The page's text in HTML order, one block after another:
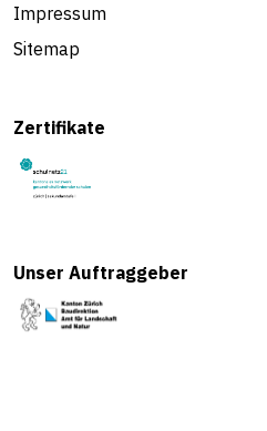
Impressum
Sitemap
Zertifikate
Unser Auftraggeber